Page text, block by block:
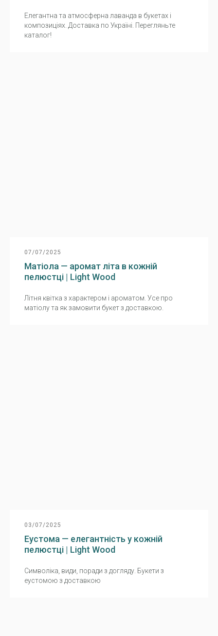
Елегантна та атмосферна лаванда в букетах і
композиціях. Доставка по Україні. Перегляньте
каталог!
07/07/2025
Матіола — аромат літа в кожній
пелюстці | Light Wood
Літня квітка з характером і ароматом. Усе про
матіолу та як замовити букет з доставкою.
03/07/2025
Еустома — елегантність у кожній
пелюстці | Light Wood
Символіка, види, поради з догляду. Букети з
еустомою з доставкою